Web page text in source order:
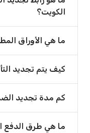
الكويت؟
ما هي الأوراق
كيف يتم تجديد
كم مدة تجديد
ما هي طرق الدفع